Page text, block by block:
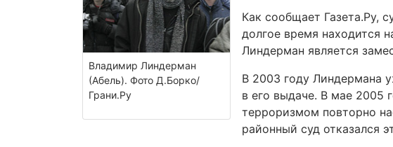
Владимир Линдерман
(Абель). Фото Д.Борко/
Грани.Ру
Как сообщает Газета.Ру,
долгое время находится
Линдерман является
В 2003 году Линдермана
в его выдаче. В мае 2005
терроризмом повторно
районный суд отказался